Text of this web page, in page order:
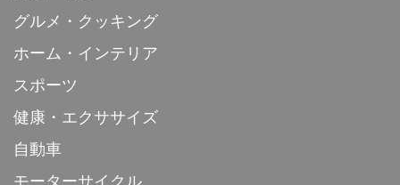
グルメ・クッキング
ホーム・インテリア
スポーツ
健康・エクササイズ
自動車